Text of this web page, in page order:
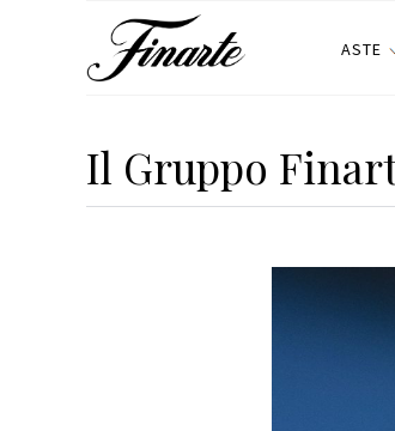
ASTE
Il Gruppo